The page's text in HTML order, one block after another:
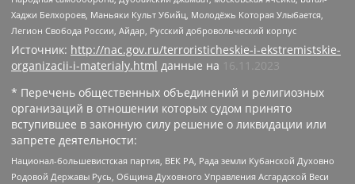
Хаджи Белхороев, Маньяки Культ Убийц, Молодёжь Которая Улыбается,
Легион Свобода России, Айдар, Русский добровольческий корпус
Источник: http://nac.gov.ru/terroristicheskie-i-ekstremistskie-
organizacii-i-materialy.html данные на
16.11.2023
* Перечень общественных объединений и религиозных
организаций в отношении которых судом принято
вступившее в законную силу решение о ликвидации или
запрете деятельности:
Национал-большевистская партия, ВЕК РА, Рада земли Кубанской Духовно
Родовой Державы Русь, Община Духовного Управления Асгардской Веси